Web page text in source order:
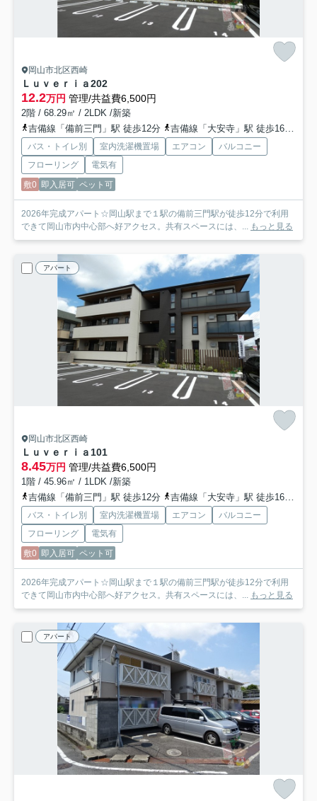
岡山市北区西崎
Ｌｕｖｅｒｉａ202
12.2万円 管理/共益費6,500円
2階 / 68.29㎡ / 2LDK /新築
吉備線「備前三門」駅 徒歩12分
吉備線「大安寺」駅 徒歩16分
バス・トイレ別 室内洗濯機置場 エアコン
バルコニー
フローリング
電気有
敷0 即入居可 ペット可
2026年完成アパート☆岡山駅まで１駅の備前三門駅が徒歩12分で利用
できて岡山市内中心部へ好アクセス。共有スペースには、... もっと見る
アパート
岡山市北区西崎
Ｌｕｖｅｒｉａ 101
8.45万円 管理/共益費6,500円
1階 / 45.96㎡ / 1LDK /新築
吉備線「備前三門」駅 徒歩12分
吉備線「大安寺」駅 徒歩16分
バス・トイレ別 室内洗濯機置場 エアコン
バルコニー
フローリング
電気有
敷0 即入居可 ペット可
2026年完成アパート☆岡山駅まで１駅の備前三門駅が徒歩12分で利用
できて岡山市内中心部へ好アクセス。共有スペースには、... もっと見る
アパート